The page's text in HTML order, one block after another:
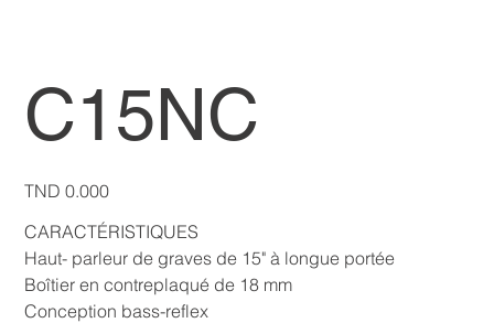
C15NC
Price
TND 0.000
CARACTÉRISTIQUES
Haut- parleur de graves de 15" à longue portée
Boîtier en contreplaqué de 18 mm
Conception bass-reflex